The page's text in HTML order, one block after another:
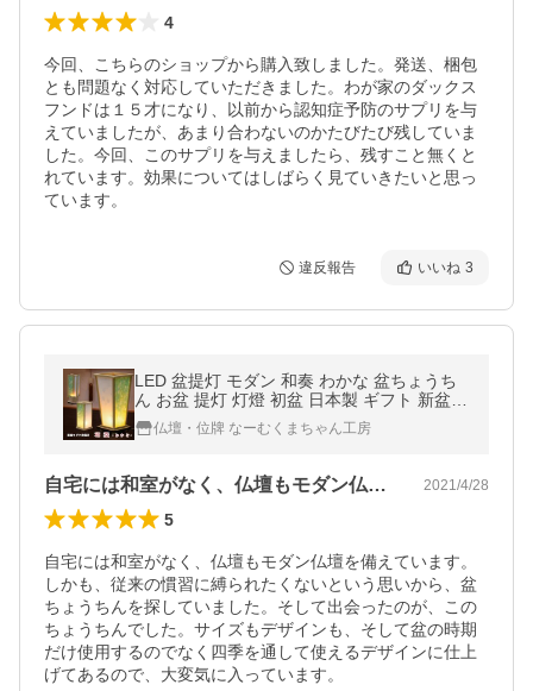
4
今回、こちらのショップから購入致しました。発送、梱包
とも問題なく対応していただきました。わが家のダックス
フンドは１５才になり、以前から認知症予防のサプリを与
えていましたが、あまり合わないのかたびたび残していま
した。今回、このサプリを与えましたら、残すこと無くと
れています。効果についてはしばらく見ていきたいと思っ
ています。
違反報告 いいね 3
LED 盆提灯 モダン 和奏 わかな 盆ちょうち
ん お盆 提灯 灯燈 初盆 日本製 ギフト 新盆
盆提灯 小さい お盆 提灯 おしゃれ ミニ
仏壇・位牌 なーむくまちゃん工房
自宅には和室がなく、仏壇もモダン仏壇を… 2021/4/28
5
自宅には和室がなく、仏壇もモダン仏壇を備えています。
しかも、従来の慣習に縛られたくないという思いから、盆
ちょうちんを探していました。そして出会ったのが、この
ちょうちんでした。サイズもデザインも、そして盆の時期
だけ使用するのでなく四季を通して使えるデザインに仕上
げてあるので、大変気に入っています。